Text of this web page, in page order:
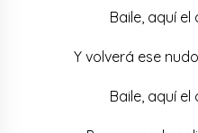
Baile, aquí
Y volverá ese
Baile, aquí